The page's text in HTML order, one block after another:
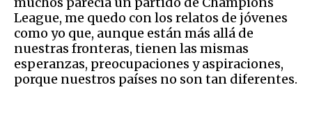
League, me quedo con los relatos de jóvenes
como yo que, aunque están más allá de
nuestras fronteras, tienen las mismas
esperanzas, preocupaciones y aspiraciones,
porque nuestros países no son tan diferentes.